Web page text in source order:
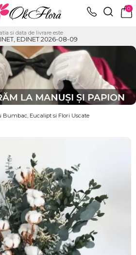
0
si data de livrare este
EDINET 2026-08-09
Bumbac, Eucalipt si Flori Uscate